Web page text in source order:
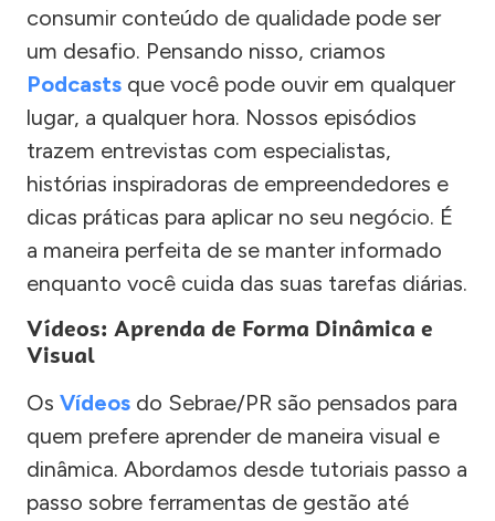
consumir conteúdo de qualidade pode ser
um desafio. Pensando nisso, criamos
Podcasts que você pode ouvir em qualquer
lugar, a qualquer hora. Nossos episódios
trazem entrevistas com especialistas,
histórias inspiradoras de empreendedores e
dicas práticas para aplicar no seu negócio. É
a maneira perfeita de se manter informado
enquanto você cuida das suas tarefas diárias.
Vídeos: Aprenda de Forma Dinâmica e
Visual
Os Vídeos do Sebrae/PR são pensados para
quem prefere aprender de maneira visual e
dinâmica. Abordamos desde tutoriais passo a
passo sobre ferramentas de gestão até